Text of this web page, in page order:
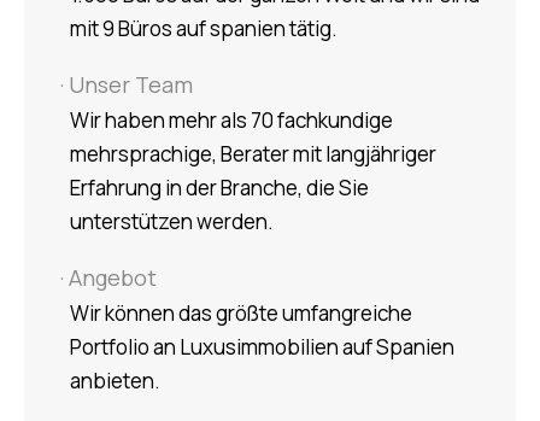
mit 9 Büros auf spanien tätig.
· Unser Team
Wir haben mehr als 70 fachkundige
mehrsprachige, Berater mit langjähriger
Erfahrung in der Branche, die Sie
unterstützen werden.
· Angebot
Wir können das größte umfangreiche
Portfolio an Luxusimmobilien aufSpanien
anbieten.